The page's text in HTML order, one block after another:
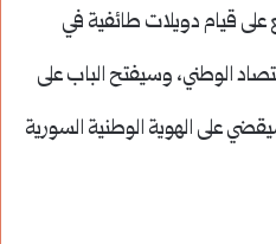
قيام دويلات طائفية في
الوطني، وسيفتح الباب على
على الهوية الوطنية السورية